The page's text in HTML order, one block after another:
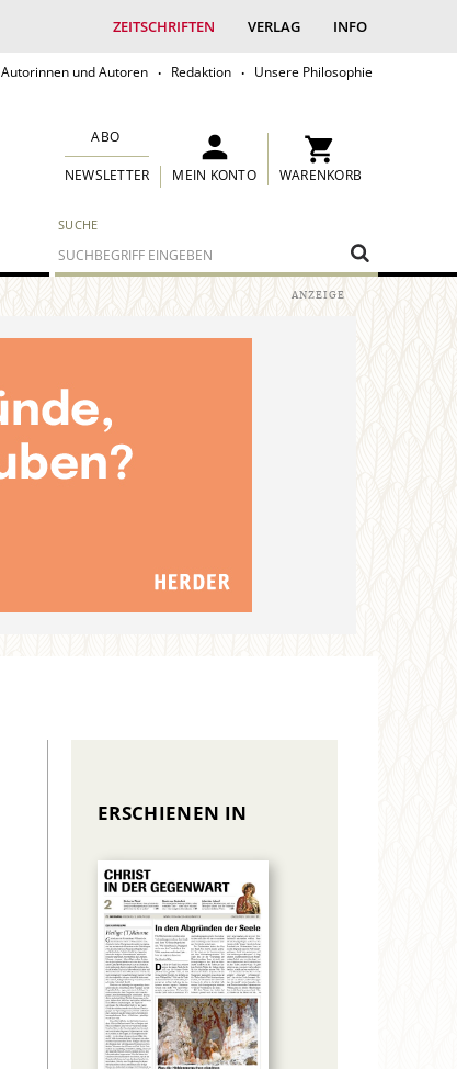
ZEITSCHRIFTEN VERLAG INFO
Autorinnen und Autoren Redaktion Unsere Philosophie
SUCHE
ABO
NEWSLETTER MEIN KONTO WARENKORB
ERSCHIENEN IN